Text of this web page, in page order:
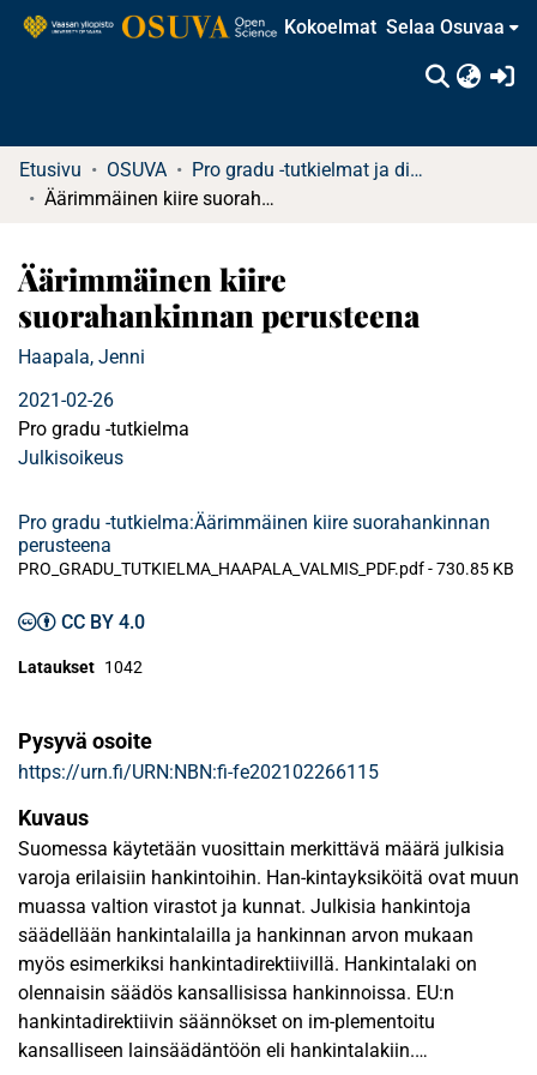
Kokoelmat Selaa Osuvaa
Etusivu OSUVA
Pro gradu -tutkielmat ja diplomityöt
Äärimmäinen kiire suorahankinnan perusteena
Äärimmäinen kiire
suorahankinnan perusteena
Haapala, Jenni
2021-02-26
Pro gradu -tutkielma
Julkisoikeus
Pro gradu -tutkielma:Äärimmäinen kiire suorahankinnan
perusteena
PRO_GRADU_TUTKIELMA_HAAPALA_VALMIS_PDF.pdf -730.85 KB
CC BY 4.0
Lataukset 1042
Pysyvä osoite
https://urn.fi/URN:NBN:fi-fe202102266115
Kuvaus
Suomessa käytetään vuosittain merkittävä määrä julkisia
varoja erilaisiin hankintoihin. Han-kintayksiköitä ovat muun
muassa valtion virastot ja kunnat. Julkisia hankintoja
säädellään hankintalailla ja hankinnan arvon mukaan
myös esimerkiksi hankintadirektiivillä. Hankintalaki on
olennaisin säädös kansallisissa hankinnoissa. EU:n
hankintadirektiivin säännökset on im-plementoitu
kansalliseen lainsäädäntöön eli hankintalakiin.